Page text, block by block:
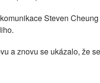
Steven
a znovu se ukázalo, že